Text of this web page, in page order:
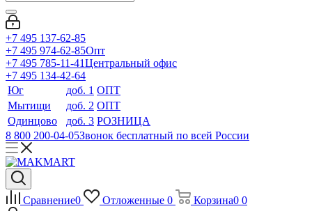
+7 495 137-62-85
+7 495 974-62-85Опт
+7 495 785-11-41Центральный офис
+7 495 134-42-64
Юг
доб. 1 ОПТ
Мытищи
доб. 2 ОПТ
Одинцово
доб. 3 РОЗНИЦА
8 800 200-04-05Звонок бесплатный по всей России
Сравнение0 Отложенные 0 Корзина0 0